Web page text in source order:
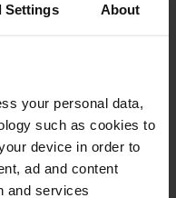
Settings About
your personal data,
such as cookies to
device in order to
ad and content
and services
la réservation